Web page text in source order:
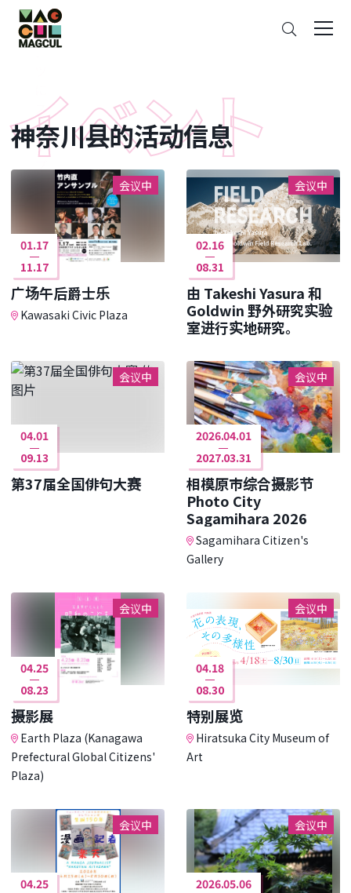
ン
テ
ン
ス
キ
ッ
プ
神奈川县的活动信息
会议中
01.17
11.17
广场午后爵士乐
Kawasaki Civic Plaza
会议中
02.16
08.31
由 Takeshi Yasura 和
Goldwin 野外研究实验
室进行实地研究。
会议中
04.01
09.13
第37届全国俳句大赛
会议中
2026.04.01
2027.03.31
相模原市综合摄影节
Photo City
Sagamihara 2026
Sagamihara Citizen's
Gallery
会议中
04.25
08.23
摄影展
Earth Plaza (Kanagawa
Prefectural Global Citizens'
Plaza)
会议中
04.18
08.30
特别展览
Hiratsuka City Museum of
Art
会议中
04.25
会议中
2026.05.06